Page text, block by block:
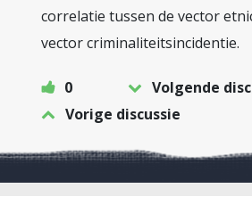
correlatie tussen de vector
vector criminaliteitsincidentie.
0
Volgende
Vorige discussie